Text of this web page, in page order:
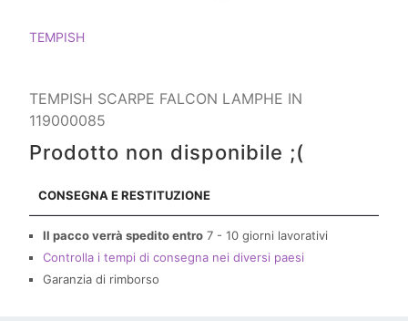
TEMPISH
TEMPISH SCARPE FALCON LAMPHE IN
119000085
Prodotto non disponibile ;(
CONSEGNA E RESTITUZIONE
Il pacco verrà spedito entro 7 - 10 giorni lavorativi
Controlla i tempi di consegna nei diversi paesi
Garanzia di rimborso